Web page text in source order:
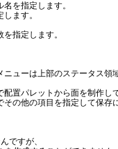
ューは上部のステータス領
置パレットから面を制作し
の他の項目を指定して保存
ですが、